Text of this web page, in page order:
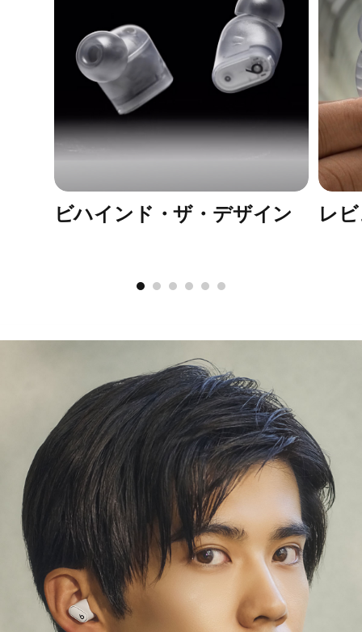
外部​​音取り込みモードが​​音楽と​​周囲の​​音を​​
自然に​​ミックス。
あらゆる​​方​​向から​​サウンドを​​響かせる​​
ドルビーアトモスに​​対応した​​
空間オーディオ3
再設計した​​3つの​​ベントが​​緻密な​​サウンドを​​
一日​​中ずっと​​快適に​​過ごせます
長さ：2.05cm
長さ：7.2cm
幅：5.1cm
高さ：2.55cm
重さ：49.0g
業界最高レベルの​​Class 1 Bluetooth®
テクノロジーに​​より、​​接続範囲が​​広く、​​
ドロップアウトも​​減少
声を​​正確に​​認識する、​​進化した​​マイクに​​
よって​​通話品質が​​向上
ビハインド・ザ・デザイン レ